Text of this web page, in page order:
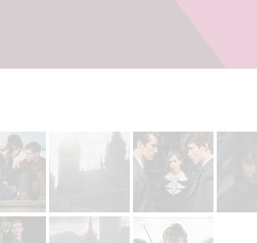
možnost: Zajištění bezpečnosti,
Poskytování a zobrazování reklamy a